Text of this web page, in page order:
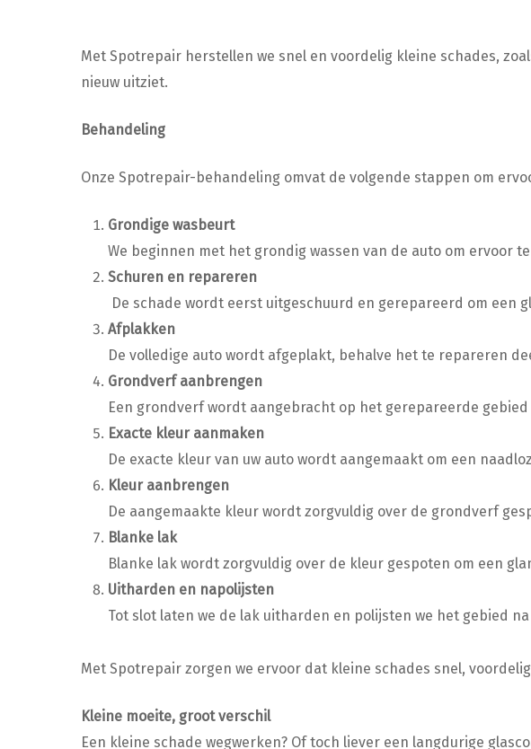
Met Spotrepair herstellen we snel en voordelig kleine schades,
nieuw uitziet.
Behandeling
Onze Spotrepair-behandeling omvat de volgende stappen om
Grondige wasbeurt
We beginnen met het grondig wassen van de auto om ervoor
Schuren en repareren
De schade wordt eerst uitgeschuurd en gerepareerd om een
Afplakken
De volledige auto wordt afgeplakt, behalve het te repareren
Grondverf aanbrengen
Een grondverf wordt aangebracht op het gerepareerde
Exacte kleur aanmaken
De exacte kleur van uw auto wordt aangemaakt om een
Kleur aanbrengen
De aangemaakte kleur wordt zorgvuldig over de grondverf
Blanke lak
Blanke lak wordt zorgvuldig over de kleur gespoten om een
Uitharden en napolijsten
Tot slot laten we de lak uitharden en polijsten we het gebied
Met Spotrepair zorgen we ervoor dat kleine schades snel,
Kleine moeite, groot verschil
Een kleine schade wegwerken? Of toch liever een langdurige